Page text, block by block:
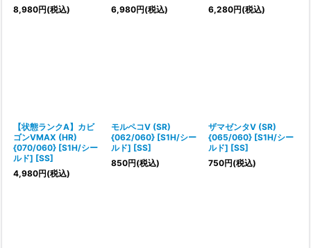
8,980円(税込)
6,980円(税込)
6,280円(税込)
【状態ランクA】カビ
ゴンVMAX (HR)
{070/060} [S1H/シー
ルド] [SS]
4,980円(税込)
モルペコV (SR)
{062/060} [S1H/シー
ルド] [SS]
850円(税込)
ザマゼンタV (SR)
{065/060} [S1H/シー
ルド] [SS]
750円(税込)